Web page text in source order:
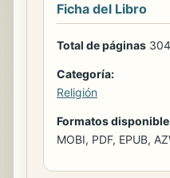
Ficha del Libro
Total de páginas 304
Categoría:
Religión
Formatos
MOBI, PDF, EPUB,